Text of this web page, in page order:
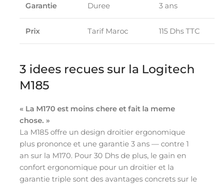
Garantie Duree 3 ans
Prix Tarif Maroc 115 Dhs TTC
3 idees recues sur la Logitech
M185
« La M170 est moins chere et fait la meme
chose. »
La M185 offre un design droitier ergonomique
plus prononce et une garantie 3 ans — contre 1
an sur la M170. Pour 30 Dhs de plus, le gain en
confort ergonomique pour un droitier et la
garantie triple sont des avantages concrets sur le